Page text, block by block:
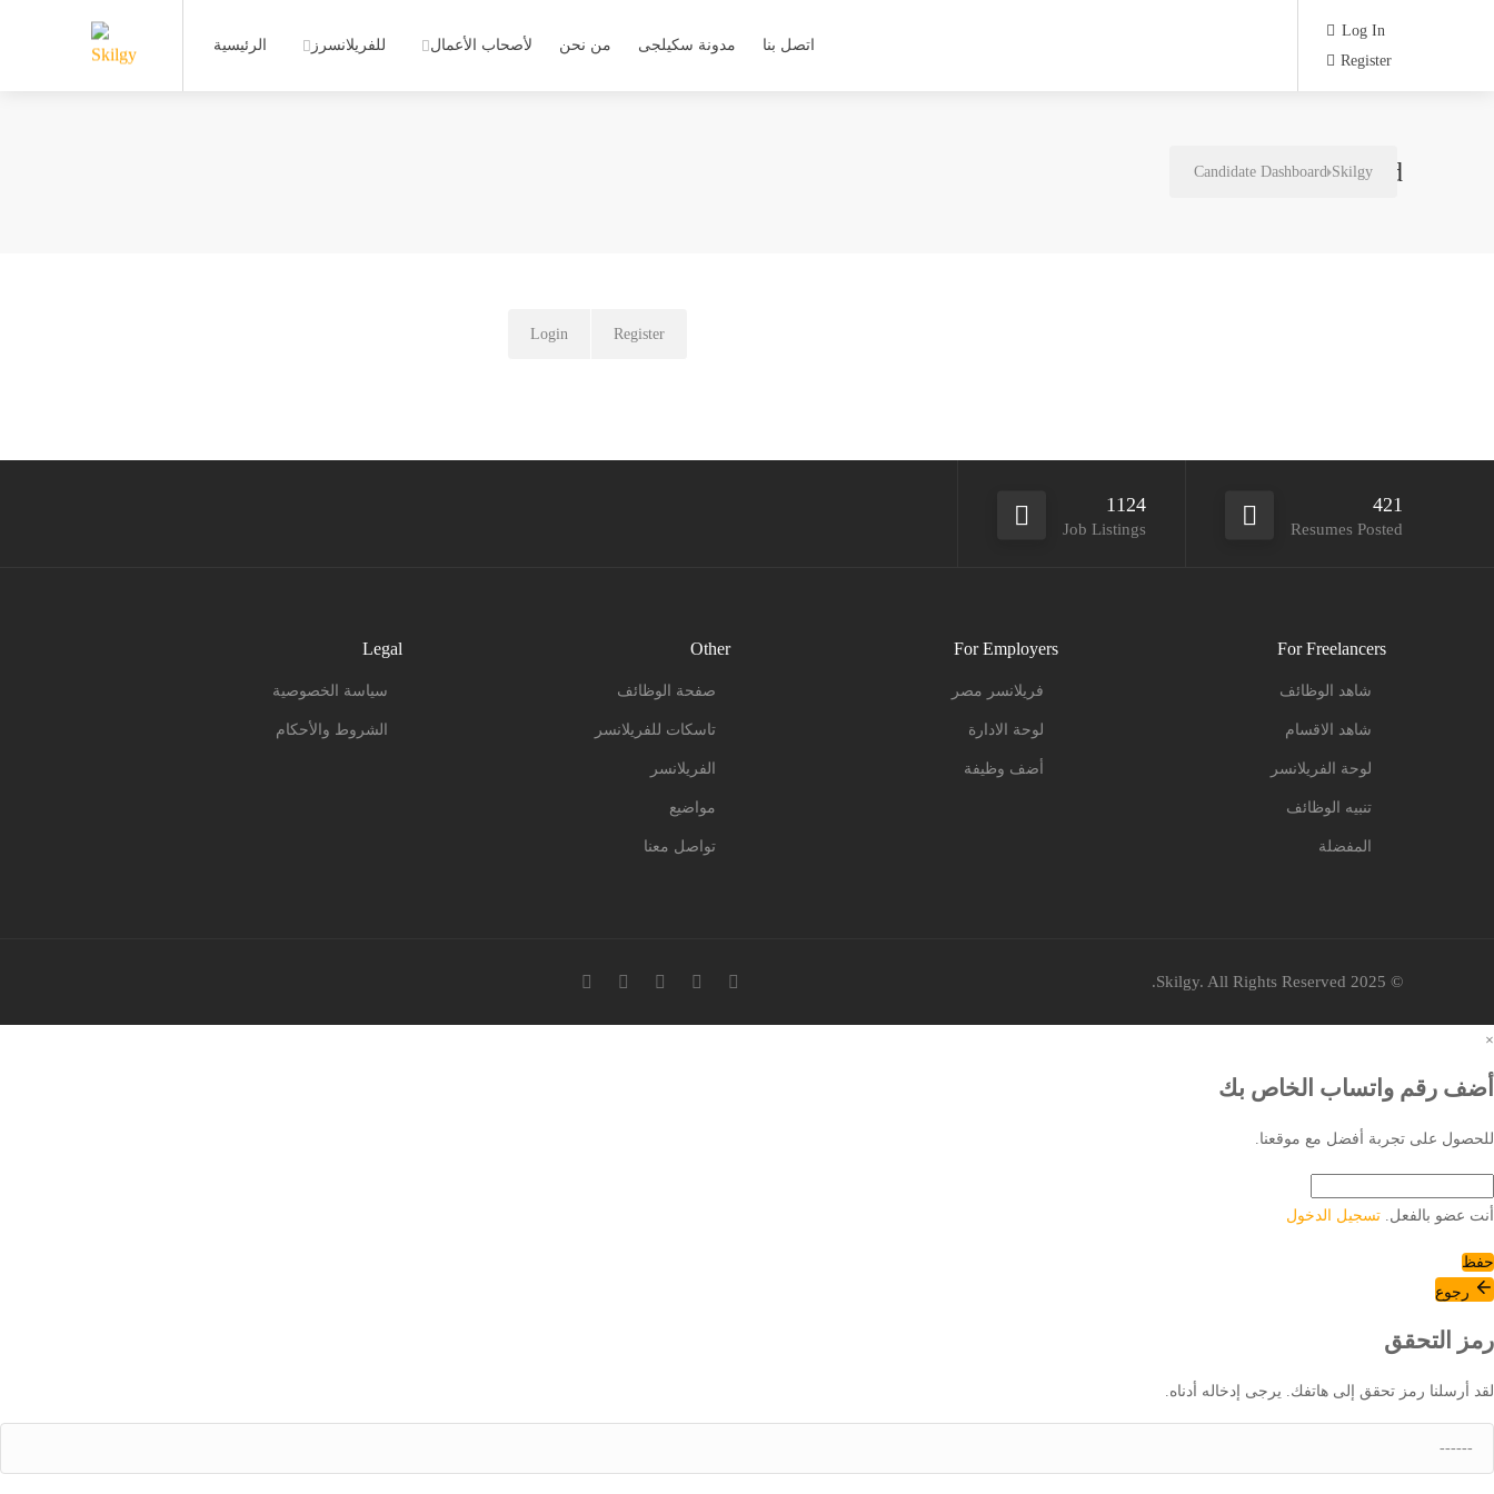
الرئيسية للفريلانسرز لأصحاب الأعمال من نحن مدونة سكيلجى اتصل بنا
Log In
Register
Candidate Dashboard
Skilgy
Candidate Dashboard
Login Register
1124
Job Listings
421
Resumes Posted
For Freelancers
شاهد الوظائف
شاهد الاقسام
لوحة الفريلانسر
تنبيه الوظائف
المفضلة
For Employers
فريلانسر مصر
لوحة الادارة
أضف وظيفة
Other
صفحة الوظائف
تاسكات للفريلانسر
الفريلانسر
مواضيع
تواصل معنا
Legal
سياسة الخصوصية
الشروط والأحكام
© 2025 Skilgy. All Rights Reserved.
×
أضف رقم واتساب الخاص بك
للحصول على تجربة أفضل مع موقعنا.
أنت عضو بالفعل. تسجيل الدخول
حفظ
رجوع
رمز التحقق
لقد أرسلنا رمز تحقق إلى هاتفك. يرجى إدخاله أدناه.